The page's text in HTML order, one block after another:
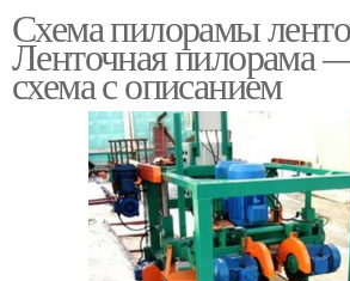
Схема пилорамы
Ленточная пилорама
схема с описанием